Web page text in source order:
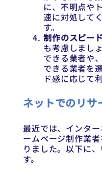
に、不明点や
速に対処して
す。
制作のスピード
も考慮しまし
できる業者や
できる業者を
ド感に応じて
ネットでのリサ
最近では、インタ
ームページ制作業
りました。以下に
す。